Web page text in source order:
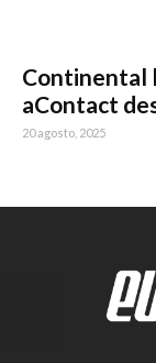
Continental
aContact
20 agosto, 2025